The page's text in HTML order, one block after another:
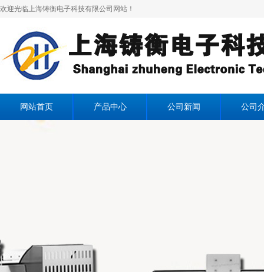
欢迎光临上海铸衡电子科技有限公司网站！
网站首页 产品中心 公司新闻 公司